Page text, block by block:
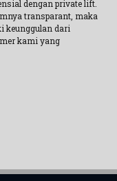
dengan private lift.
transparant, maka
keunggulan dari
kami yang